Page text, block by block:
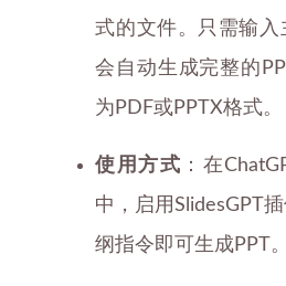
式的文件。只需输
会自动生成完整的
为PDF或PPTX格式。
使用方式 ：在
中，启用SlidesGPT
纲指令即可生成PPT。